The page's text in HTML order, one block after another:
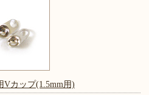
Vカップ(1.5mm用)